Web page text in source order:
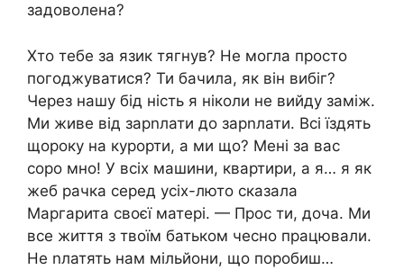
задоволена?
Хто тебе за язик тягнув? Не могла просто
погоджуватися? Ти бачила, як він вибіг?
Через нашу бід ність я ніколи не вийду заміж.
Ми живе від зарnлати до зарnлати. Всі їздять
щороку на курорти, а ми що? Мені за вас
соро мно! У всіх машини, квартири, а я… я як
жеб рачка серед усіх-люто сказала
Маргарита своєї матері. — Прос ти, доча. Ми
все життя з твоїм батьком чесно працювали.
Не nлатять нам мільйони, що поробиш…